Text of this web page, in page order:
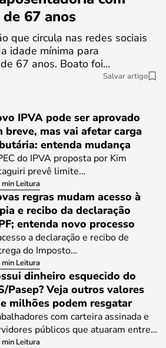
67 anos
que circula nas redes sociais
idade mínima para
67 anos. Boato foi…
Salvar artigo
IPVA pode ser aprovado
breve, mas vai afetar carga
entenda mudança
do IPVA proposta por Kim
prevê limite…
Leitura
regras mudam acesso à
e recibo da declaração
entenda novo processo
a declaração e recibo de
do Imposto…
Leitura
dinheiro esquecido do
Pasep? Veja outros valores
milhões podem resgatar
com carteira assinada e
públicos que atuaram entre…
Leitura